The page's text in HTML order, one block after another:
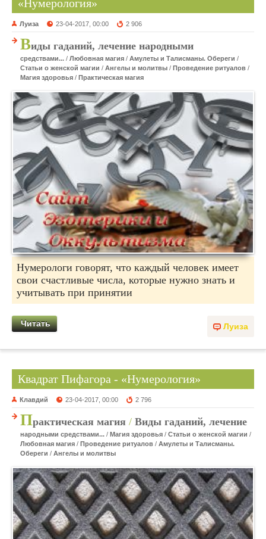
«Нумерология»
Луиза 23-04-2017, 00:00 2 906
Виды гаданий, лечение народными
средствами... / Любовная магия / Амулеты и Талисманы. Обереги /
Статьи о женской магии / Ангелы и молитвы / Проведение ритуалов /
Магия здоровья / Практическая магия
Нумерологи говорят, что каждый человек имеет
свои счастливые числа, которые нужно знать и
учитывать при принятии
Луиза
Читать
Квадрат Пифагора - «Нумерология»
Клавдий 23-04-2017, 00:00 2 796
Практическая магия / Виды гаданий, лечение
народными средствами... / Магия здоровья / Статьи о женской магии /
Любовная магия / Проведение ритуалов / Амулеты и Талисманы.
Обереги / Ангелы и молитвы